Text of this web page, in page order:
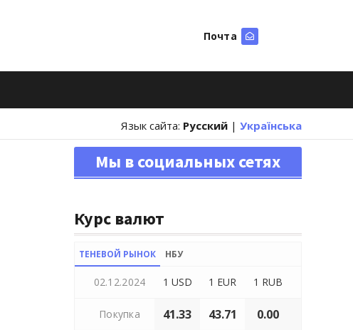
Почта
Язык сайта: Русский | Українська
Мы в социальных сетях
Курс валют
ТЕНЕВОЙ РЫНОК НБУ
02.12.2024 1 USD 1 EUR 1 RUB
Покупка 41.33 43.71 0.00